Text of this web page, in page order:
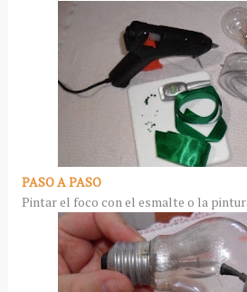
PASO A PASO
Pintar el foco con el esmalte o la